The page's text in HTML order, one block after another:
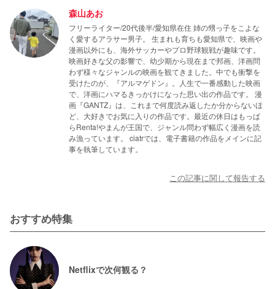
森山あお
フリーライター/20代後半/愛知県在住 姉の甥っ子をこよな
く愛するアラサー男子。 生まれも育ちも愛知県で、映画や
漫画以外にも、海外サッカーやプロ野球観戦が趣味です。
映画好きな父の影響で、幼少期から現在まで邦画、洋画問
わず様々なジャンルの映画を観てきました。中でも衝撃を
受けたのが、『アルマゲドン』。人生で一番感動した映画
で、洋画にハマるきっかけになった思い出の作品です。 漫
画『GANTZ』は、これまで何度読み返したか分からないほ
ど、大好きでお気に入りの作品です。最近の休日はもっぱ
らRenta!やまんが王国で、ジャンル問わず幅広く漫画を読
み漁っています。 ciatrでは、電子書籍の作品をメインに記
事を執筆しています。
この記事に関して報告する
おすすめ特集
Netflixで次何観る？